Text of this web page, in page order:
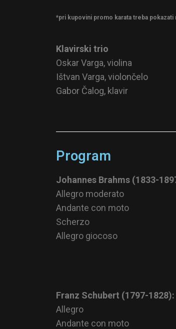
*pri kupovini promo karata treba
Klavirski trio
Oskar Varga, violina
Ištvan Varga, violončelo
Gabor Čalog, klavir
Program
Johannes Brahms (1833-
Allegro moderato
Andante con moto
Scherzo
Allegro giocoso
Franz Schubert (1797-1828):
Allegro
Andante con moto